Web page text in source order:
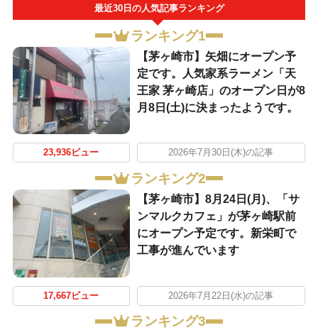
最近30日の人気記事ランキング
ランキング1
【茅ヶ崎市】矢畑にオープン予
定です。人気家系ラーメン「天
王家 茅ヶ崎店」のオープン日が8
月8日(土)に決まったようです。
23,936ビュー 2026年7月30日(木)の記事
ランキング2
【茅ヶ崎市】8月24日(月)、「サ
ンマルクカフェ」が茅ヶ崎駅前
にオープン予定です。新栄町で
工事が進んでいます
17,667ビュー 2026年7月22日(水)の記事
ランキング3